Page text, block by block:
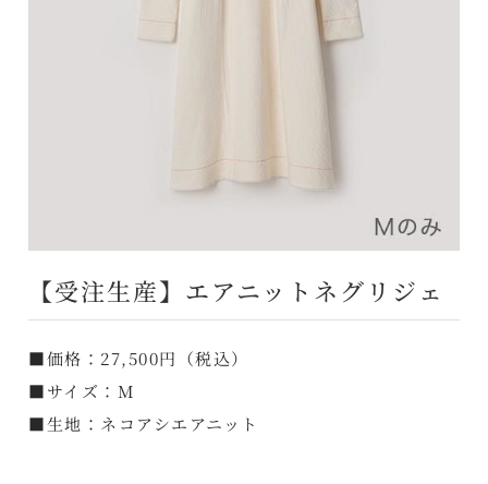
【受注生産】エアニットネグリジェ
■価格：27,500円（税込）
■サイズ：M
■生地：ネコアシエアニット